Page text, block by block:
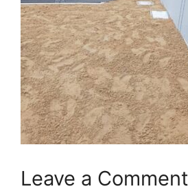
Leave a Comment